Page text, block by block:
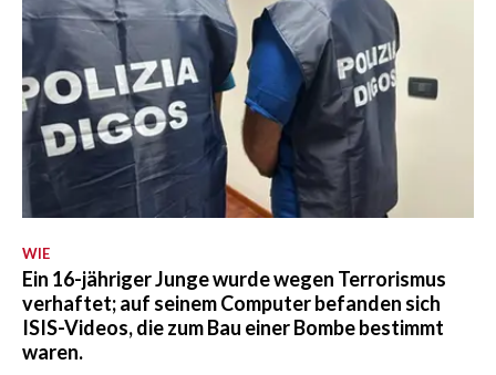
WIE
Ein 16-jähriger Junge wurde wegen Terrorismus
verhaftet; auf seinem Computer befanden sich
ISIS-Videos, die zum Bau einer Bombe bestimmt
waren.